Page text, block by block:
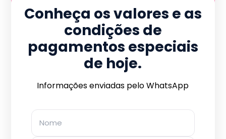
Conheça os valores e as
condições de
pagamentos especiais
de hoje.
Informações enviadas pelo WhatsApp